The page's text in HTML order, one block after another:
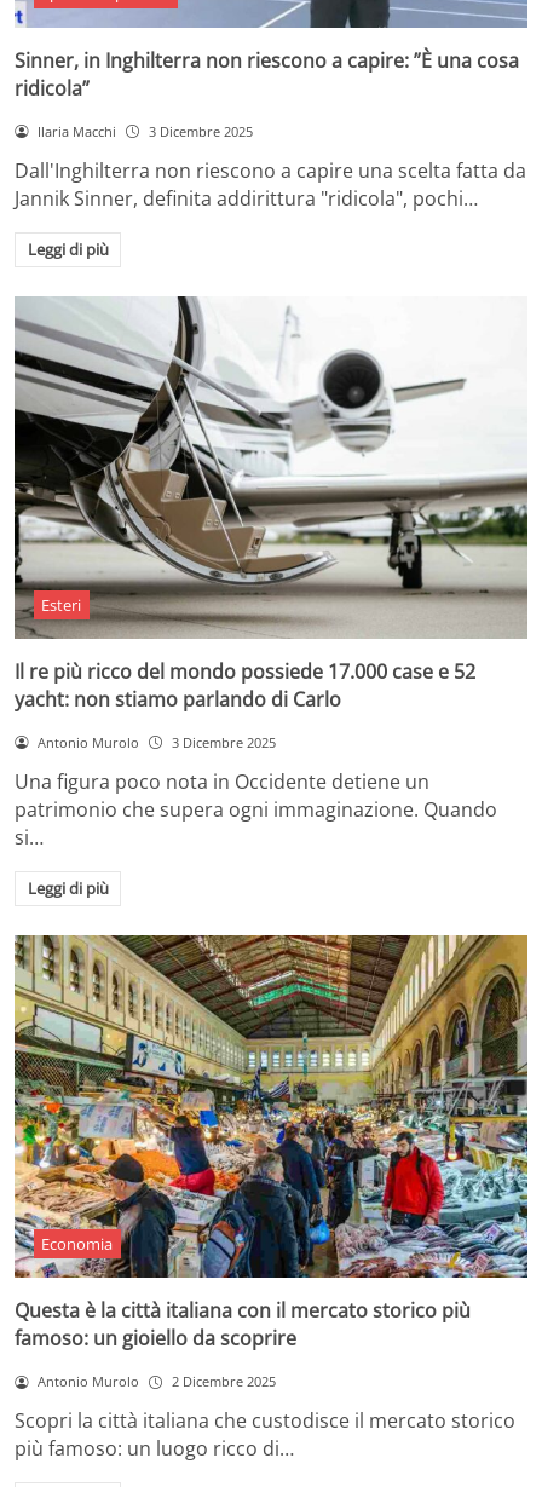
Sinner, in Inghilterra non riescono a capire: ”È una cosa
ridicola”
Ilaria Macchi 3 Dicembre 2025
Dall'Inghilterra non riescono a capire una scelta fatta da
Jannik Sinner, definita addirittura "ridicola", pochi…
Leggi di più
Esteri
Il re più ricco del mondo possiede 17.000 case e 52
yacht: non stiamo parlando di Carlo
Antonio Murolo 3 Dicembre 2025
Una figura poco nota in Occidente detiene un
patrimonio che supera ogni immaginazione. Quando
si…
Leggi di più
Economia
Questa è la città italiana con il mercato storico più
famoso: un gioiello da scoprire
Antonio Murolo 2 Dicembre 2025
Scopri la città italiana che custodisce il mercato storico
più famoso: un luogo ricco di…